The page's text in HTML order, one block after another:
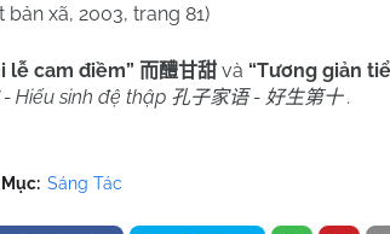
bản xã, 2003, trang 81)
lễ cam điềm”而醴甘甜 và “Tương giản
Hiếu sinh đệ thập 孔子家语- 好生第十.
Sáng Tác